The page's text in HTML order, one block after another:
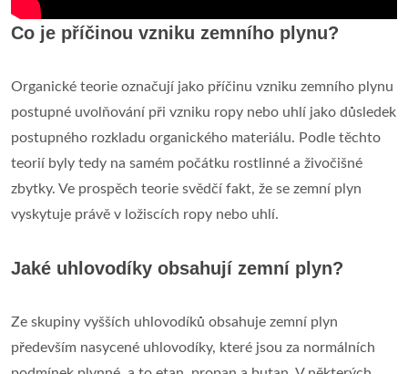
Co je příčinou vzniku zemního plynu?
Organické teorie označují jako příčinu vzniku zemního plynu
postupné uvolňování při vzniku ropy nebo uhlí jako důsledek
postupného rozkladu organického materiálu. Podle těchto
teorií byly tedy na samém počátku rostlinné a živočišné
zbytky. Ve prospěch teorie svědčí fakt, že se zemní plyn
vyskytuje právě v ložiscích ropy nebo uhlí.
Jaké uhlovodíky obsahují zemní plyn?
Ze skupiny vyšších uhlovodíků obsahuje zemní plyn
především nasycené uhlovodíky, které jsou za normálních